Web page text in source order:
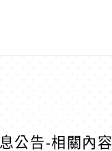
公告-相關內容